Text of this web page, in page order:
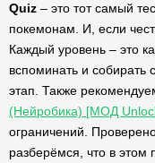
Quiz – это тот самый
покемонам. И, если
Каждый уровень – это
вспоминать и
этап. Также
(Нейробика) [МОД
ограничений.
разберёмся, что в этом